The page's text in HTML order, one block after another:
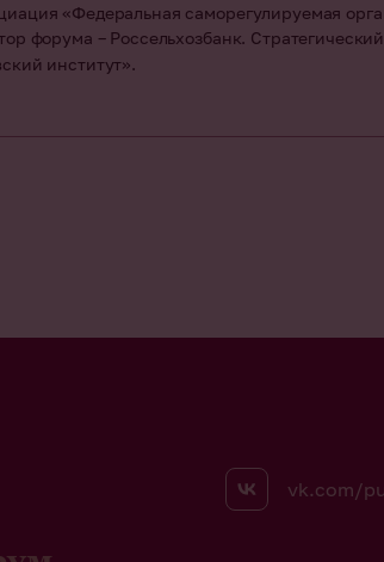
«Федеральная саморегулируемая
форума – Россельхозбанк.
институт».
vk.com/